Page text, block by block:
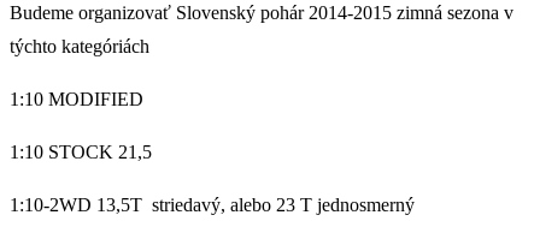
Budeme organizovať Slovenský pohár 2014-2015 zimná sezona v
týchto kategóriách
1:10 MODIFIED
1:10 STOCK 21,5
1:10-2WD 13,5T striedavý, alebo 23 T jednosmerný